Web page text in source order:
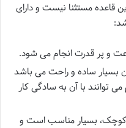
قاعده مستثنا نیست و دارای
و پر قدرت انجام می شود.
بسیار ساده و راحت می باشد
توانند با آن به سادگی کار
کوچک، بسیار مناسب است و